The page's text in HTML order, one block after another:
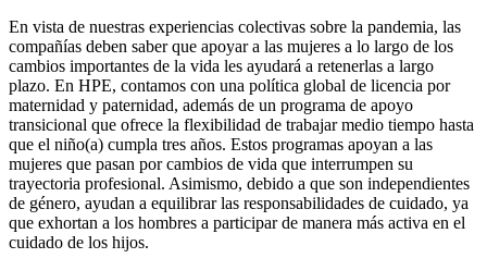
En vista de nuestras experiencias colectivas sobre la pandemia, las
compañías deben saber que apoyar a las mujeres a lo largo de los
cambios importantes de la vida les ayudará a retenerlas a largo
plazo. En HPE, contamos con una política global de licencia por
maternidad y paternidad, además de un programa de apoyo
transicional que ofrece la flexibilidad de trabajar medio tiempo hasta
que el niño(a) cumpla tres años. Estos programas apoyan a las
mujeres que pasan por cambios de vida que interrumpen su
trayectoria profesional. Asimismo, debido a que son independientes
de género, ayudan a equilibrar las responsabilidades de cuidado, ya
que exhortan a los hombres a participar de manera más activa en el
cuidado de los hijos.